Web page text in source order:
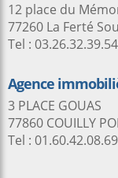
12 place du
77260 La Ferté
Tel : 03.26.32.39.54
Agence
3 PLACE GOUAS
77860 COUILLY
Tel : 01.60.42.08.69